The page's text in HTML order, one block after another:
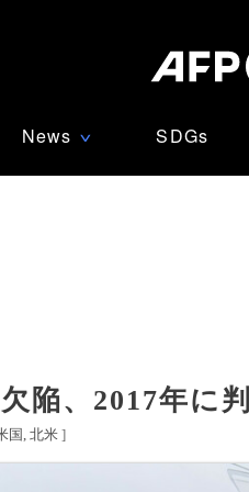
News ∨ SDGs
陥、2017年に
国 北米 ]